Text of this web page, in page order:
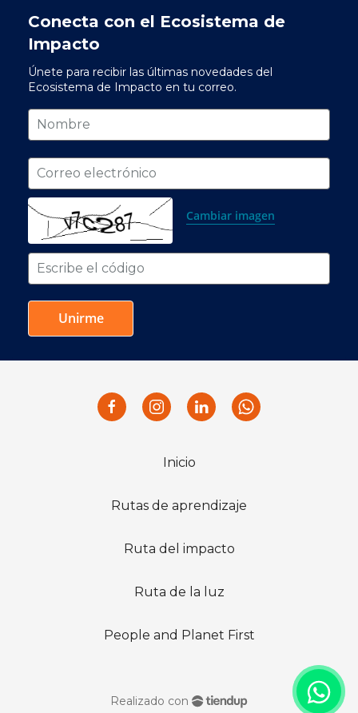
Conecta con el Ecosistema de
Impacto
Únete para recibir las últimas novedades del
Ecosistema de Impacto en tu correo.
Nombre
Correo electrónico
Cambiar imagen
Escribe el código
Inicio
Rutas de aprendizaje
Ruta del impacto
Ruta de la luz
People and Planet First
Realizado con